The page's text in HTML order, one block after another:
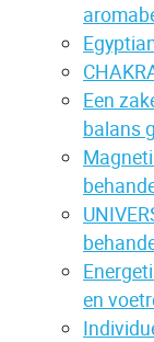
Een
balans
en